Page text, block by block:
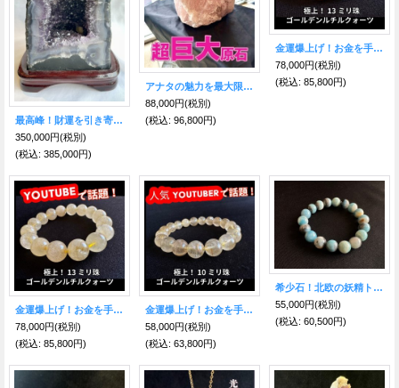
最高峰！財運を引き寄せる絶大なるパワー！！アメジストドーム・カペーラ ブラジル産
350,000円(税別)
(税込: 385,000円)
アナタの魅力を最大限に引き出す巨大原石！ ローズクォーツ
88,000円(税別)
(税込: 96,800円)
金運爆上げ！お金を手繰り寄せる！極上ゴールデン・ルチルクォーツ13ミリ ブレスレットA
78,000円(税別)
(税込: 85,800円)
金運爆上げ！お金を手繰り寄せる！極上ゴールデン・ルチルクォーツ13ミリ ブレスレットB
78,000円(税別)
(税込: 85,800円)
金運爆上げ！お金を手繰り寄せる！極上ゴールデン・ルチルクォーツ10ミリ ブレスレットC
58,000円(税別)
(税込: 63,800円)
希少石！北欧の妖精トロール石 強い波動！特別な霊性を持つ高次元石トロレアイト
55,000円(税別)
(税込: 60,500円)